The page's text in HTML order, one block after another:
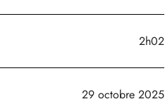
2h02
29 octobre 2025